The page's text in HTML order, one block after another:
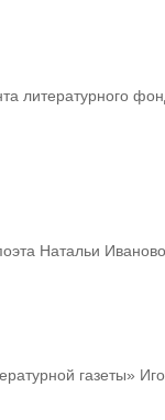
литературного
Натальи
газеты»